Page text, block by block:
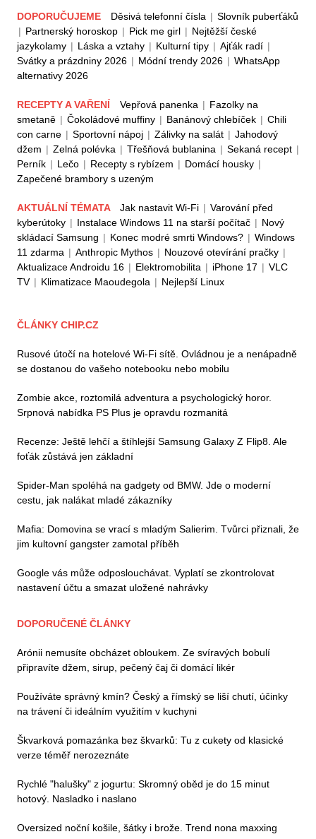
DOPORUČUJEME Děsivá telefonní čísla | Slovník puberťáků
| Partnerský horoskop | Pick me girl | Nejtěžší české
jazykolamy | Láska a vztahy | Kulturní tipy | Ajťák radí |
Svátky a prázdniny 2026 | Módní trendy 2026 | WhatsApp
alternativy 2026
RECEPTY A VAŘENÍ Vepřová panenka | Fazolky na
smetaně | Čokoládové muffiny | Banánový chlebíček | Chili
con carne | Sportovní nápoj | Zálivky na salát | Jahodový
džem | Zelná polévka | Třešňová bublanina | Sekaná recept |
Perník | Lečo | Recepty s rybízem | Domácí housky |
Zapečené brambory s uzeným
AKTUÁLNÍ TÉMATA Jak nastavit Wi-Fi | Varování před
kyberútoky | Instalace Windows 11 na starší počítač | Nový
skládací Samsung | Konec modré smrti Windows? | Windows
11 zdarma | Anthropic Mythos | Nouzové otevírání pračky |
Aktualizace Androidu 16 | Elektromobilita | iPhone 17 | VLC
TV | Klimatizace Maoudegola | Nejlepší Linux
ČLÁNKY CHIP.CZ
Rusové útočí na hotelové Wi-Fi sítě. Ovládnou je a nenápadně
se dostanou do vašeho notebooku nebo mobilu
Zombie akce, roztomilá adventura a psychologický horor.
Srpnová nabídka PS Plus je opravdu rozmanitá
Recenze: Ještě lehčí a štíhlejší Samsung Galaxy Z Flip8. Ale
foťák zůstává jen základní
Spider-Man spoléhá na gadgety od BMW. Jde o moderní
cestu, jak nalákat mladé zákazníky
Mafia: Domovina se vrací s mladým Salierim. Tvůrci přiznali, že
jim kultovní gangster zamotal příběh
Google vás může odposlouchávat. Vyplatí se zkontrolovat
nastavení účtu a smazat uložené nahrávky
DOPORUČENÉ ČLÁNKY
Arónii nemusíte obcházet obloukem. Ze svíravých bobulí
připravíte džem, sirup, pečený čaj či domácí likér
Používáte správný kmín? Český a římský se liší chutí, účinky
na trávení či ideálním využitím v kuchyni
Škvarková pomazánka bez škvarků: Tu z cukety od klasické
verze téměř nerozeznáte
Rychlé "halušky" z jogurtu: Skromný oběd je do 15 minut
hotový. Nasladko i naslano
Oversized noční košile, šátky i brože. Trend nona maxxing